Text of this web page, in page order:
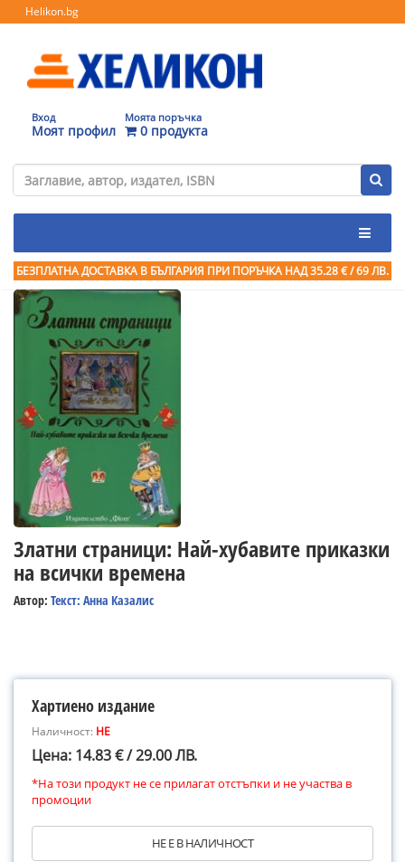
Helikon.bg
Вход
Моят профил
Моята поръчка
0 продукта
БЕЗПЛАТНА ДОСТАВКА В БЪЛГАРИЯ ПРИ ПОРЪЧКА НАД 35.28 € / 69 ЛВ.
Златни страници: Най-хубавите приказки
на всички времена
Автор: Текст: Анна Казалис
Хартиено издание
Наличност: НЕ
Цена: 14.83 € / 29.00 ЛВ.
*На този продукт не се прилагат отстъпки и не участва в
промоции
НЕ Е В НАЛИЧНОСТ